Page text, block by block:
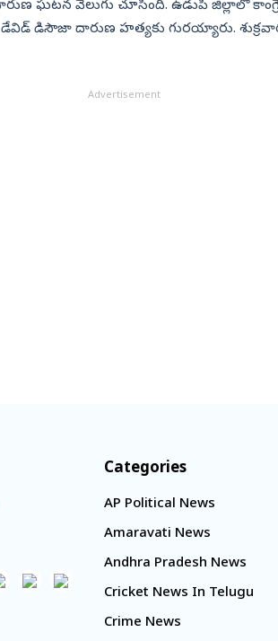
ఘటన వెలుగు చూసింది. ఉడుపి జిల్లాలో
డిసౌజా దారుణ హత్యకు గురయ్యారు.
Advertisement
Categories
AP Political News
Amaravati News
Andhra Pradesh News
Cricket News In Telugu
Crime News